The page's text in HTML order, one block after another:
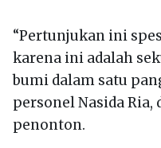
“Pertunjukan ini
karena ini adalah
bumi dalam satu
personel Nasida
penonton.